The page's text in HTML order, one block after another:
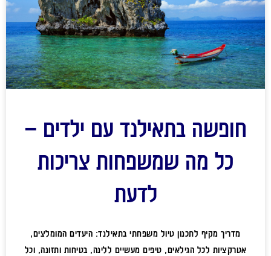
חופשה בתאילנד עם ילדים –
כל מה שמשפחות צריכות
לדעת
מדריך מקיף לתכנון טיול משפחתי בתאילנד: היעדים המומלצים,
אטרקציות לכל הגילאים, טיפים מעשיים ללינה, בטיחות ותזונה, וכל